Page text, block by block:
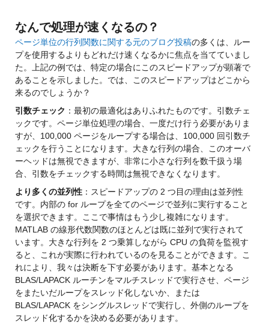
なんで処理が速くなるの？
ページ単位の行列関数に関する元のブログ投稿の多くは、ルー
プを使用するよりもどれだけ速くなるかに焦点を当てていまし
た。上記の例では、特定の場合にこのスピードアップが顕著で
あることを示しました。では、このスピードアップはどこから
来るのでしょうか？
引数チェック ：最初の最適化はありふれたものです。引数チェ
ックです。ページ単位処理の場合、一度だけ行う必要がありま
すが、100,000 ページをループする場合は、100,000 回引数チ
ェックを行うことになります。大きな行列の場合、このオーバ
ーヘッドは無視できますが、非常に小さな行列を数千扱う場
合、引数をチェックする時間は無視できなくなります。
より多くの並列性：スピードアップの 2 つ目の理由は並列性
です。内部の for ループを全てのページで並列に実行すること
を選択できます。ここで事情はもう少し複雑になります。
MATLAB の線形代数関数のほとんどは既に並列で実行されて
います。大きな行列を 2 つ乗算しながら CPU の負荷を監視す
ると、これが実際に行われているのを見ることができます。こ
れにより、我々は決断を下す必要があります。基本となる
BLAS/LAPACK ルーチンをマルチスレッドで実行させ、ページ
をまたいだループをスレッド化しないか、または
BLAS/LAPACK をシングルスレッドで実行し、外側のループを
スレッド化するかを決める必要があります。